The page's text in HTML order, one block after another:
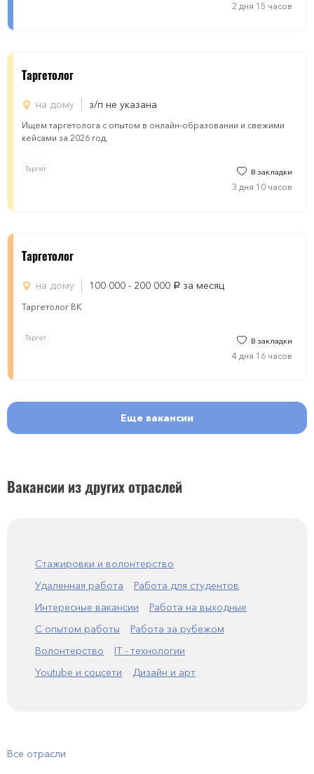
2 дня 15 часов
Таргетолог
на дому з/п не указана
Ищем таргетолога с опытом в онлайн-образовании и свежими
кейсами за 2026 год.
Таргет В закладки
3 дня 10 часов
Таргетолог
на дому 100 000 - 200 000 руб. за месяц
Таргетолог ВК
Таргет В закладки
4 дня 16 часов
Еще вакансии
Вакансии из других отраслей
Стажировки и волонтерство
Удаленная работа
Работа для студентов
Интересные вакансии
Работа на выходные
С опытом работы
Работа за рубежом
Волонтерство
IT - технологии
Youtube и соцсети
Дизайн и арт
Все отрасли